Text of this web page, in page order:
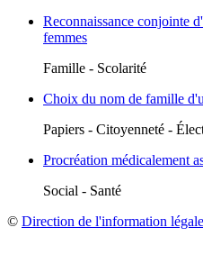
Reconnaissance conjointe
femmes
Famille - Scolarité
Choix du nom de famille
Papiers - Citoyenneté -
Procréation médicalement
Social - Santé
© Direction de l'information